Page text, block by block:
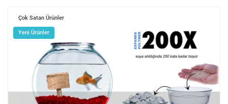
Çok Satan Ürünler
Yeni Ürünler